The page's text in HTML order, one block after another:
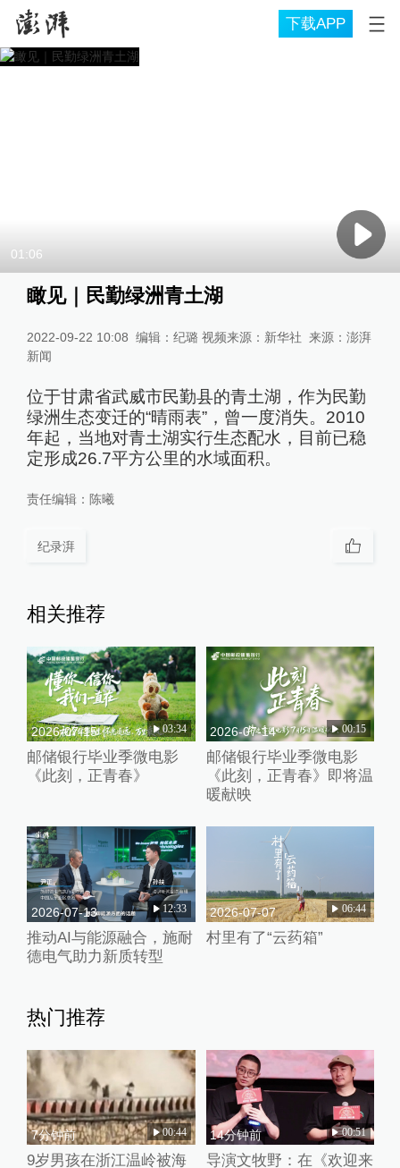
下载APP
01:06
瞰见｜民勤绿洲青土湖
2022-09-22 10:08 编辑：纪璐 视频来源：新华社 来源： 澎湃
新闻
位于甘肃省武威市民勤县的青土湖，作为民勤
绿洲生态变迁的“晴雨表”，曾一度消失。2010
年起，当地对青土湖实行生态配水，目前已稳
定形成26.7平方公里的水域面积。
责任编辑： 陈曦
纪录湃
相关推荐
2026-07-15 03:34
邮储银行毕业季微电影
《此刻，正青春》
2026-07-14 00:15
邮储银行毕业季微电影
《此刻，正青春》即将温
暖献映
2026-07-13 12:33
推动AI与能源融合，施耐
德电气助力新质转型
2026-07-07 06:44
村里有了“云药箱”
热门推荐
7分钟前 00:44
9岁男孩在浙江温岭被海
14分钟前 00:51
导演文牧野：在《欢迎来